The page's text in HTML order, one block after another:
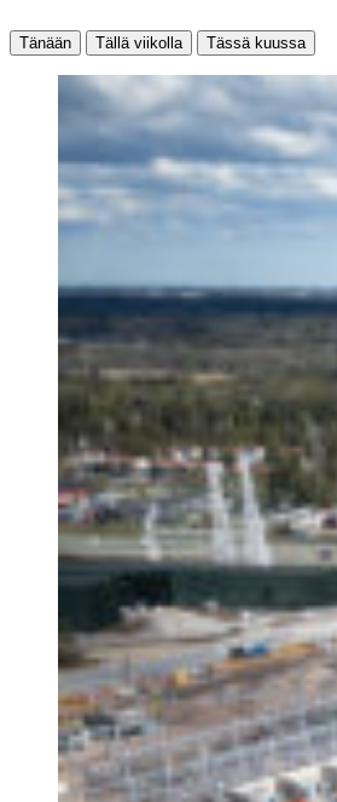
Tänään Tällä viikolla Tässä kuussa